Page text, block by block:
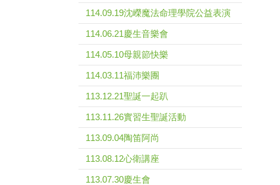
114.09.19沈嶸魔法命理學院公益表演
114.06.21慶生音樂會
114.05.10母親節快樂
114.03.11福沛樂團
113.12.21聖誕一起趴
113.11.26實習生聖誕活動
113.09.04陶笛阿尚
113.08.12心衛講座
113.07.30慶生會